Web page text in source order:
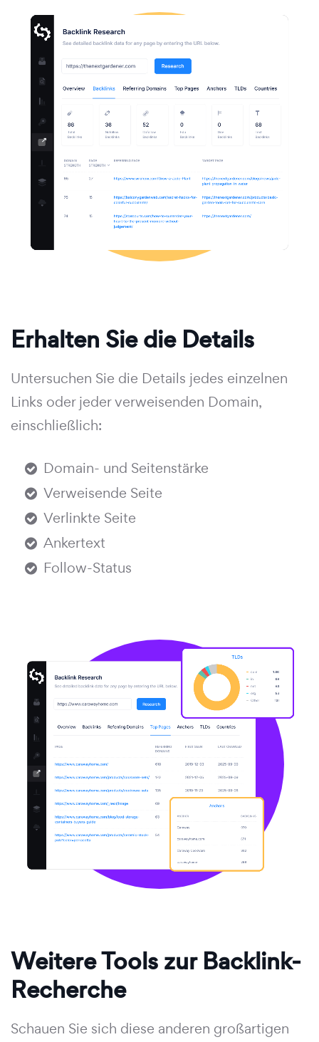
Erhalten Sie die Details
Untersuchen Sie die Details jedes einzelnen
Links oder jeder verweisenden Domain,
einschließlich:
Domain- und Seitenstärke
Verweisende Seite
Verlinkte Seite
Ankertext
Follow-Status
Weitere Tools zur Backlink-
Recherche
Schauen Sie sich diese anderen großartigen